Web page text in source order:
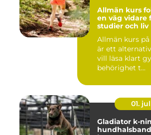
Allmän kurs
en väg vidare
studier och liv
Allmän kurs
är ett
vill läsa klart
behörighet t...
01. jul
Gladiator k-